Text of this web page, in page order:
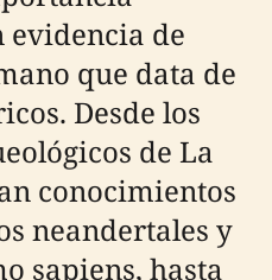
evidencia de
que data de
Desde los
de La
conocimientos
neandertales y
sapiens, hasta